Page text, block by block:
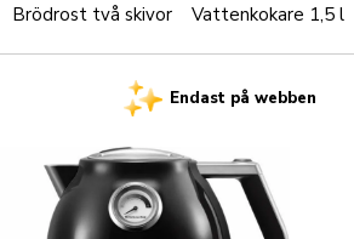
Endast på webben
Brödrost två skivor Vattenkokare 1,5 l